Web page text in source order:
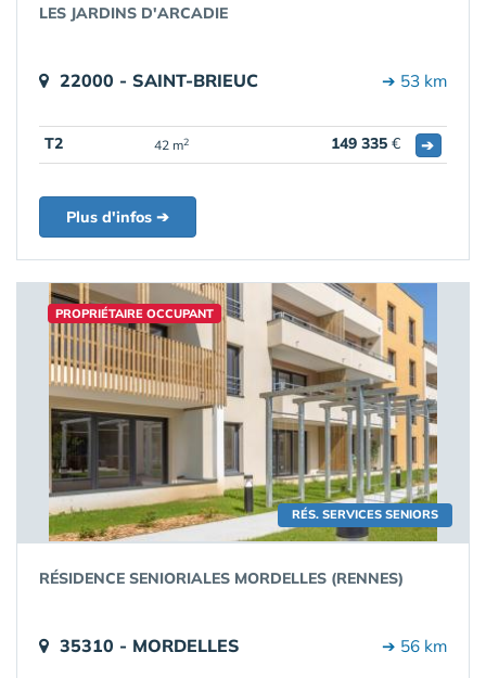
LES JARDINS D'ARCADIE
22000 - SAINT-BRIEUC ➔ 53 km
T2 42 m2 149 335 € ➔
Plus d'infos ➔
RÉS. SERVICES SENIORS
PROPRIÉTAIRE OCCUPANT
RÉSIDENCE SENIORIALES MORDELLES (RENNES)
35310 - MORDELLES ➔ 56 km